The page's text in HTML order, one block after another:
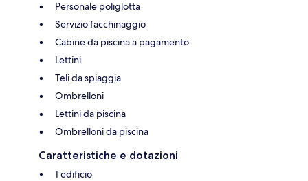
Personale poliglotta
Servizio facchinaggio
Cabine da piscina a pagamento
Lettini
Teli da spiaggia
Ombrelloni
Lettini da piscina
Ombrelloni da piscina
Caratteristiche e dotazioni
1 edificio